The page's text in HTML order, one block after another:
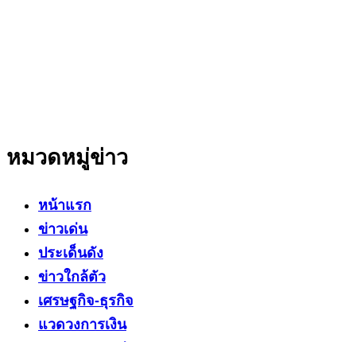
หมวดหมู่ข่าว
หน้าแรก
ข่าวเด่น
ประเด็นดัง
ข่าวใกล้ตัว
เศรษฐกิจ-ธุรกิจ
แวดวงการเงิน